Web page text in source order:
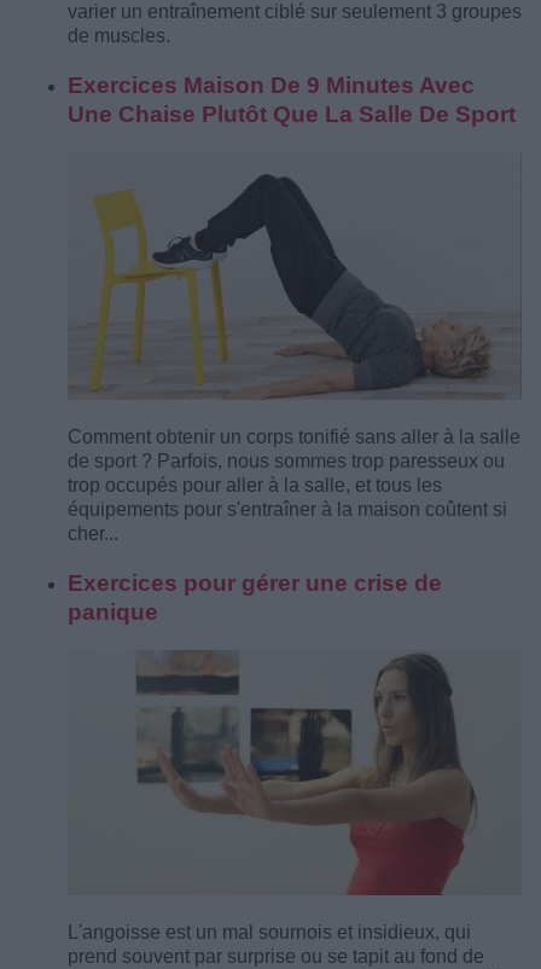
varier un entraînement ciblé sur seulement 3 groupes
de muscles.
Exercices Maison De 9 Minutes Avec
Une Chaise Plutôt Que La Salle De Sport
Comment obtenir un corps tonifié sans aller à la salle
de sport ? Parfois, nous sommes trop paresseux ou
trop occupés pour aller à la salle, et tous les
équipements pour s'entraîner à la maison coûtent si
cher...
Exercices pour gérer une crise de
panique
L'angoisse est un mal sournois et insidieux, qui
prend souvent par surprise ou se tapit au fond de